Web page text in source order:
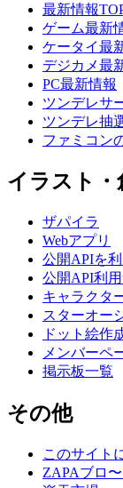
最新情報
ゲーム最新
ケータイ最
デジカメ最
PC最新情報
ツンデレサ
ツンデレ抽
ファミコン
イラスト・
ザパイラ
Webアプリ
公開APIを
公開API利
キャラクタ
スターオー
ドット絵作
メンバーペ
掲示板一覧
その他
このサイト
ZAPAブロ